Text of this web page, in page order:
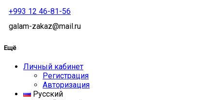
+993 12 46-81-56
galam-zakaz@mail.ru
Ещё
Личный кабинет
Регистрация
Авторизация
Русский